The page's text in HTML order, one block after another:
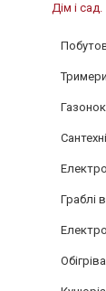
Дім і сад.
Граблі